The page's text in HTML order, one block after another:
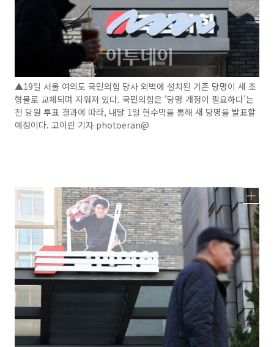
▲19일 서울 여의도 국민의힘 당사 외벽에 설치된 기존 당명이 새 조
형물로 교체되며 지워져 있다. 국민의힘은 '당명 개정이 필요하다'는
전 당원 투표 결과에 따라, 내달 1일 현수막을 통해 새 당명을 발표할
예정이다. 고이란 기자 photoeran@